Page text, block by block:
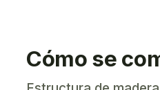
Cómo se